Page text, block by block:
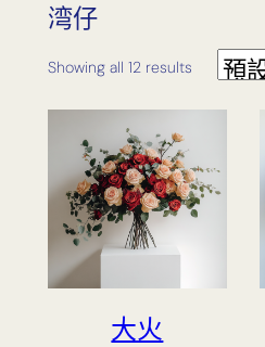
湾仔
Showing all 12 results
大火